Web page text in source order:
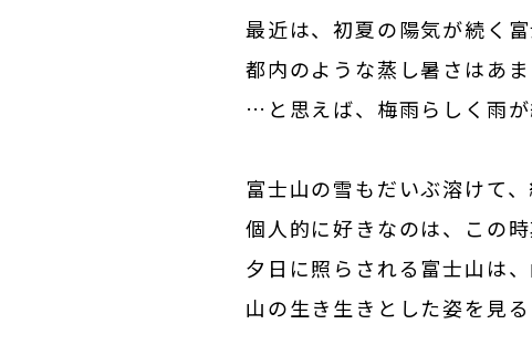
最近は、初夏の陽気が続く富
都内のような蒸し暑さはあ
…と思えば、梅雨らしく雨が
富士山の雪もだいぶ溶けて
個人的に好きなのは、この
夕日に照らされる富士山は
山の生き生きとした姿を見